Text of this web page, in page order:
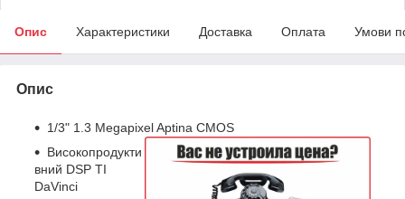
Опис Характеристики Доставка Оплата Умови
Опис
1/3" 1.3 Megapixel Aptina CMOS
Високопродукти
вний DSP TI
DaVinci